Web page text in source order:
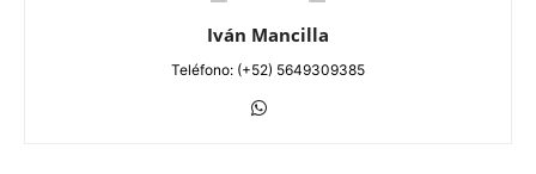
Iván Mancilla
Teléfono: (+52) 5649309385